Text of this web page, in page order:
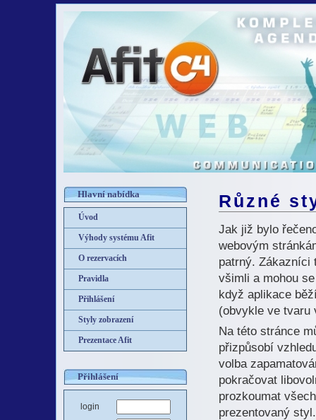
Hlavní nabídka
Úvod
Výhody systému Afit
O rezervacích
Pravidla
Přihlášení
Styly zobrazení
Prezentace Afit
Přihlášení
login
Různé
Jak již bylo
webovým
patrný. Zákazníci
všimli a mohou
když aplikace
(obvykle ve tvaru
Na této stránce
přizpůsobí
volba
pokračovat
prozkoumat
prezentovaný